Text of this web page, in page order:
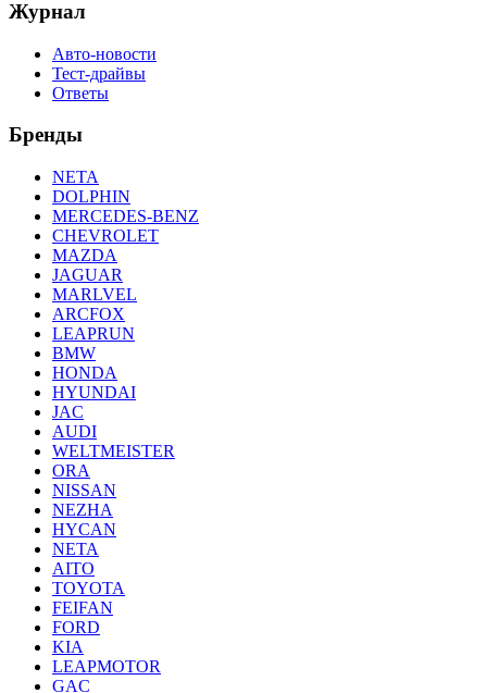
Журнал
Авто-новости
Тест-драйвы
Ответы
Бренды
NETA
DOLPHIN
MERCEDES-BENZ
CHEVROLET
MAZDA
JAGUAR
MARLVEL
ARCFOX
LEAPRUN
BMW
HONDA
HYUNDAI
JAC
AUDI
WELTMEISTER
ORA
NISSAN
NEZHA
HYCAN
NETA
AITO
TOYOTA
FEIFAN
FORD
KIA
LEAPMOTOR
GAC